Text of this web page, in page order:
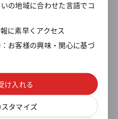
ご案内
の地域に合わせた言語でコ
に素早くアクセス
お客様の興味・関心に基づ
け入れる
タマイズ